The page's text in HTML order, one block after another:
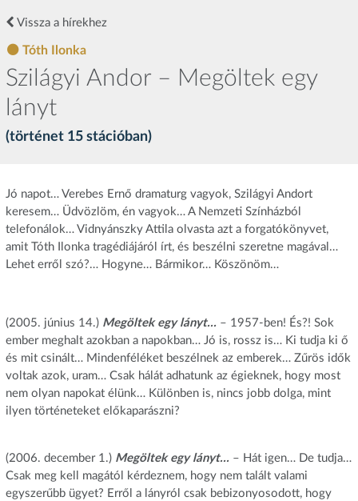
Vissza a hírekhez
Tóth Ilonka
Szilágyi Andor – Megöltek egy
lányt
(történet 15 stációban)
Jó napot… Verebes Ernő dramaturg vagyok, Szilágyi Andort
keresem… Üdvözlöm, én vagyok… A Nemzeti Színházból
telefonálok… Vidnyánszky Attila olvasta azt a forgatókönyvet,
amit Tóth Ilonka tragédiájáról írt, és beszélni szeretne magával…
Lehet erről szó?… Hogyne… Bármikor… Köszönöm…
(2005. június 14.) Megöltek egy lányt…– 1957-ben! És?! Sok
ember meghalt azokban a napokban… Jó is, rossz is… Ki tudja ki ő
és mit csinált… Mindenféléket beszélnek az emberek… Zűrös idők
voltak azok, uram… Csak hálát adhatunk az égieknek, hogy most
nem olyan napokat élünk… Különben is, nincs jobb dolga, mint
ilyen történeteket előkaparászni?
(2006. december 1.) Megöltek egy lányt… – Hát igen… De tudja…
Csak meg kell magától kérdeznem, hogy nem talált valami
egyszerűbb ügyet? Erről a lányról csak bebizonyosodott, hogy